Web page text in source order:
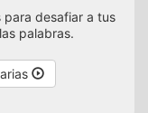
para desafiar a tus
palabras.